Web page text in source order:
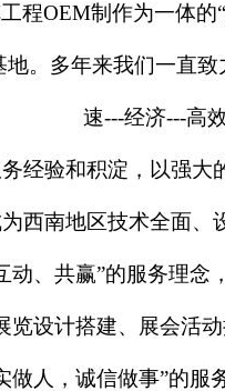
程OEM制作为一体
地。多年来我们一直
速---经济---高
经验和积淀，以强
西南地区技术全面、
动、共赢”的服务理
览设计搭建、展会活
做人，诚信做事”的服